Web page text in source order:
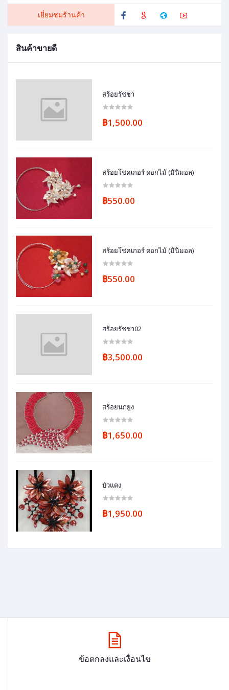
เยี่ยมชมร้านค้า
สินค้าขายดี
สร้อยรัชชา
฿1,500.00
สร้อยโชคเกอร์ ดอกไม้ (มินิมอล)
฿550.00
สร้อยโชคเกอร์ ดอกไม้ (มินิมอล)
฿550.00
สร้อยรัชชา02
฿3,500.00
สร้อยนกยูง
฿1,650.00
บัวแดง
฿1,950.00
ข้อตกลงและเงื่อนไข